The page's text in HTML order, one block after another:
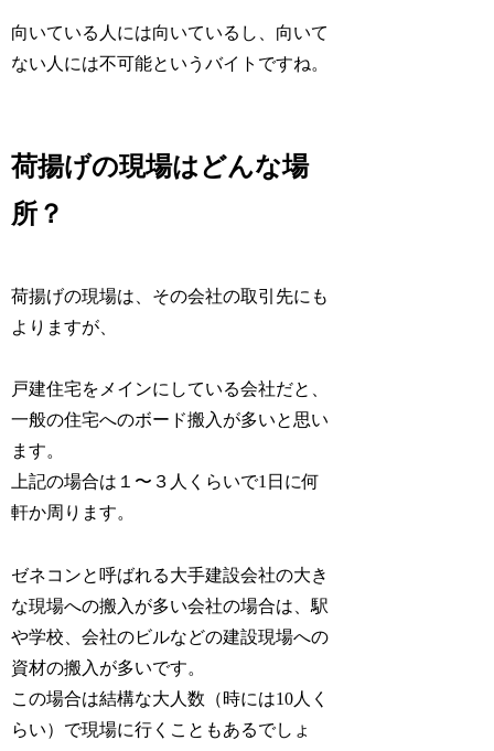
向いている人には向いているし、向いて
ない人には不可能というバイトですね。
荷揚げの現場はどんな場
所？
荷揚げの現場は、その会社の取引先にも
よりますが、
戸建住宅をメインにしている会社だと、
一般の住宅へのボード搬入が多いと思い
ます。
上記の場合は１〜３人くらいで1日に何
軒か周ります。
ゼネコンと呼ばれる大手建設会社の大き
な現場への搬入が多い会社の場合は、駅
や学校、会社のビルなどの建設現場への
資材の搬入が多いです。
この場合は結構な大人数（時には10人く
らい）で現場に行くこともあるでしょ